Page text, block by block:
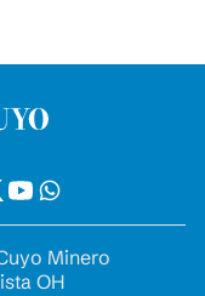
Minero
OH